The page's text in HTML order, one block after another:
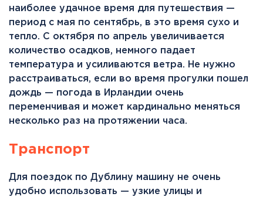
наиболее удачное время для путешествия —
период с мая по сентябрь, в это время сухо и
тепло. С октября по апрель увеличивается
количество осадков, немного падает
температура и усиливаются ветра. Не нужно
расстраиваться, если во время прогулки пошел
дождь — погода в Ирландии очень
переменчивая и может кардинально меняться
несколько раз на протяжении часа.
Транспорт
Для поездок по Дублину машину не очень
удобно использовать — узкие улицы и